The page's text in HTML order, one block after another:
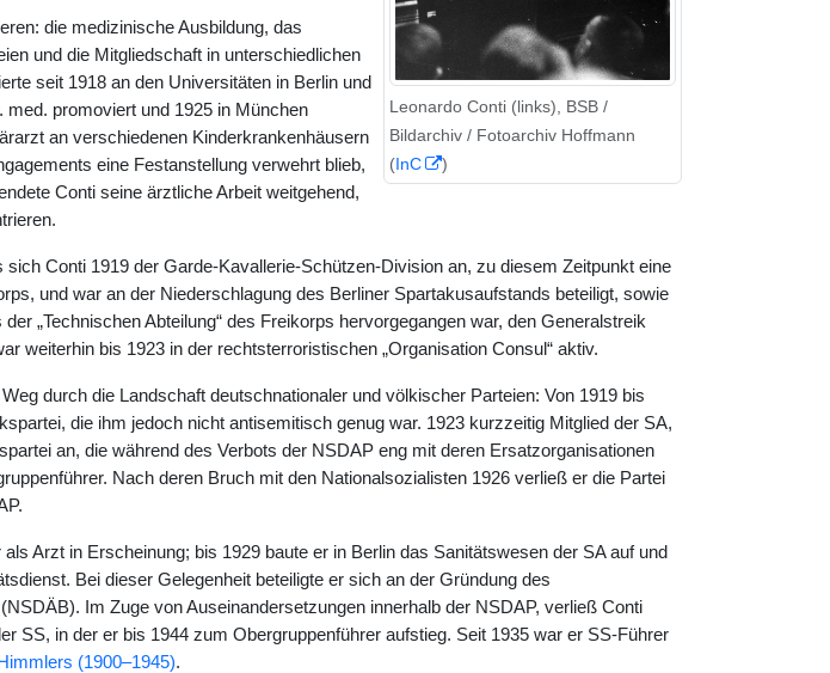
Leonardo Conti (links), BSB /
Bildarchiv / Fotoarchiv Hoffmann
(InC )
die medizinische Ausbildung, das
und die Mitgliedschaft in unterschiedlichen
seit 1918 an den Universitäten in Berlin und
promoviert und 1925 in München
an verschiedenen Kinderkrankenhäusern
eine Festanstellung verwehrt blieb,
Conti seine ärztliche Arbeit weitgehend,
Conti 1919 der Garde-Kavallerie-Schützen-Division an, zu diesem Zeitpunkt eine
und war an der Niederschlagung des Berliner Spartakusaufstands beteiligt, sowie
„Technischen Abteilung“ des Freikorps hervorgegangen war, den Generalstreik
weiterhin bis 1923 in der rechtsterroristischen „Organisation Consul“ aktiv.
durch die Landschaft deutschnationaler und völkischer Parteien: Von 1919 bis
die ihm jedoch nicht antisemitisch genug war. 1923 kurzzeitig Mitglied der SA,
an, die während des Verbots der NSDAP eng mit deren Ersatzorganisationen
Nach deren Bruch mit den Nationalsozialisten 1926 verließ er die Partei
Arzt in Erscheinung; bis 1929 baute er in Berlin das Sanitätswesen der SA auf und
Bei dieser Gelegenheit beteiligte er sich an der Gründung des
Im Zuge von Auseinandersetzungen innerhalb der NSDAP, verließ Conti
SS, in der er bis 1944 zum Obergruppenführer aufstieg. Seit 1935 war er SS-Führer
(1900–1945).